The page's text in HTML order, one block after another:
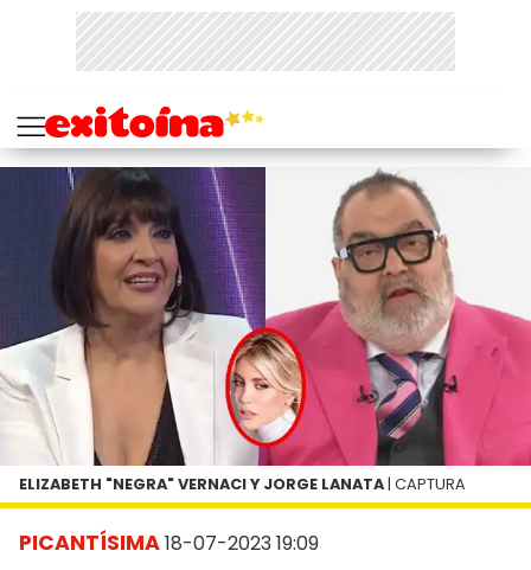
PICANTÍSIMA18-07-2023 19:09
ELIZABETH "NEGRA" VERNACI Y JORGE LANATA | CAPTURA